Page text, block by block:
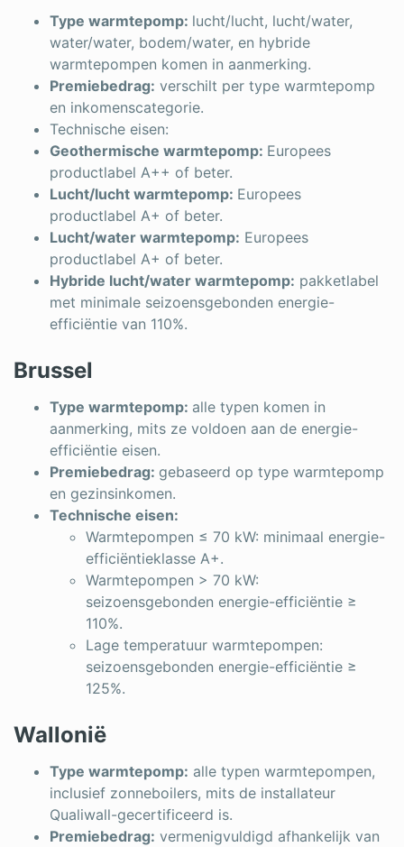
Type warmtepomp: lucht/lucht, lucht/water,
water/water, bodem/water, en hybride
warmtepompen komen in aanmerking.
Premiebedrag: verschilt per type warmtepomp
en inkomenscategorie.
Technische eisen:
Geothermische warmtepomp: Europees
productlabel A++ of beter.
Lucht/lucht warmtepomp: Europees
productlabel A+ of beter.
Lucht/water warmtepomp: Europees
productlabel A+ of beter.
Hybride lucht/water warmtepomp: pakketlabel
met minimale seizoensgebonden energie-
efficiëntie van 110%.
Brussel
Type warmtepomp: alle typen komen in
aanmerking, mits ze voldoen aan de energie-
efficiëntie eisen.
Premiebedrag: gebaseerd op type warmtepomp
en gezinsinkomen.
Technische eisen:
Warmtepompen ≤ 70 kW: minimaal energie-
efficiëntieklasse A+.
Warmtepompen > 70 kW:
seizoensgebonden energie-efficiëntie ≥
110%.
Lage temperatuur warmtepompen:
seizoensgebonden energie-efficiëntie ≥
125%.
Wallonië
Type warmtepomp: alle typen warmtepompen,
inclusief zonneboilers, mits de installateur
Qualiwall-gecertificeerd is.
Premiebedrag: vermenigvuldigd afhankelijk van